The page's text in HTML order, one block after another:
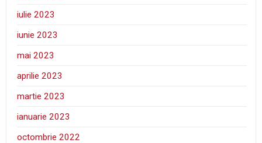
iulie 2023
iunie 2023
mai 2023
aprilie 2023
martie 2023
ianuarie 2023
octombrie 2022